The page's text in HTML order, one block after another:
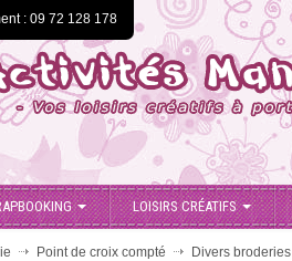
: 09 72 128 178
LOISIRS CRÉATIFS
Point de croix compté Divers broderies